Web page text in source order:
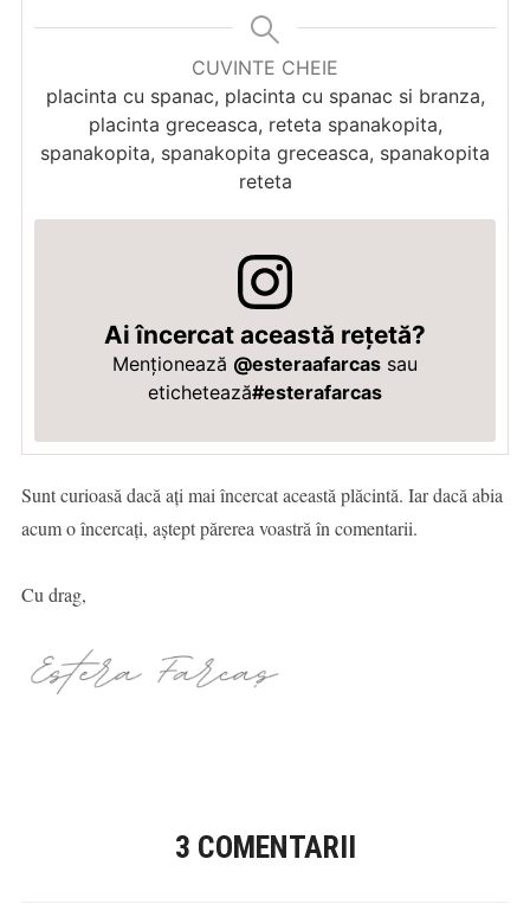
CUVINTE CHEIE
placinta cu spanac, placinta cu spanac si branza,
placinta greceasca, reteta spanakopita,
spanakopita, spanakopita greceasca, spanakopita
reteta
Ai încercat această rețetă?
Menționează @esteraafarcas sau
etichetează#esterafarcas
Sunt curioasă dacă ați mai încercat această plăcintă. Iar dacă abia
acum o încercați, aștept părerea voastră în comentarii.
Cu drag,
3 COMENTARII